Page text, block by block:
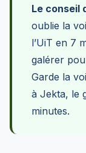
Le conseil
oublie la
l’UiT en 7
galérer
Garde la
à Jekta, le
minutes.